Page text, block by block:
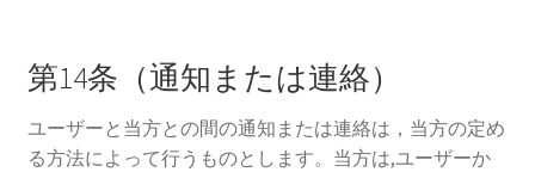
第14条（通知または連絡）
ユーザーと当方との間の通知または連絡は，当方の定め
る方法によって行うものとします。当方は,ユーザーか